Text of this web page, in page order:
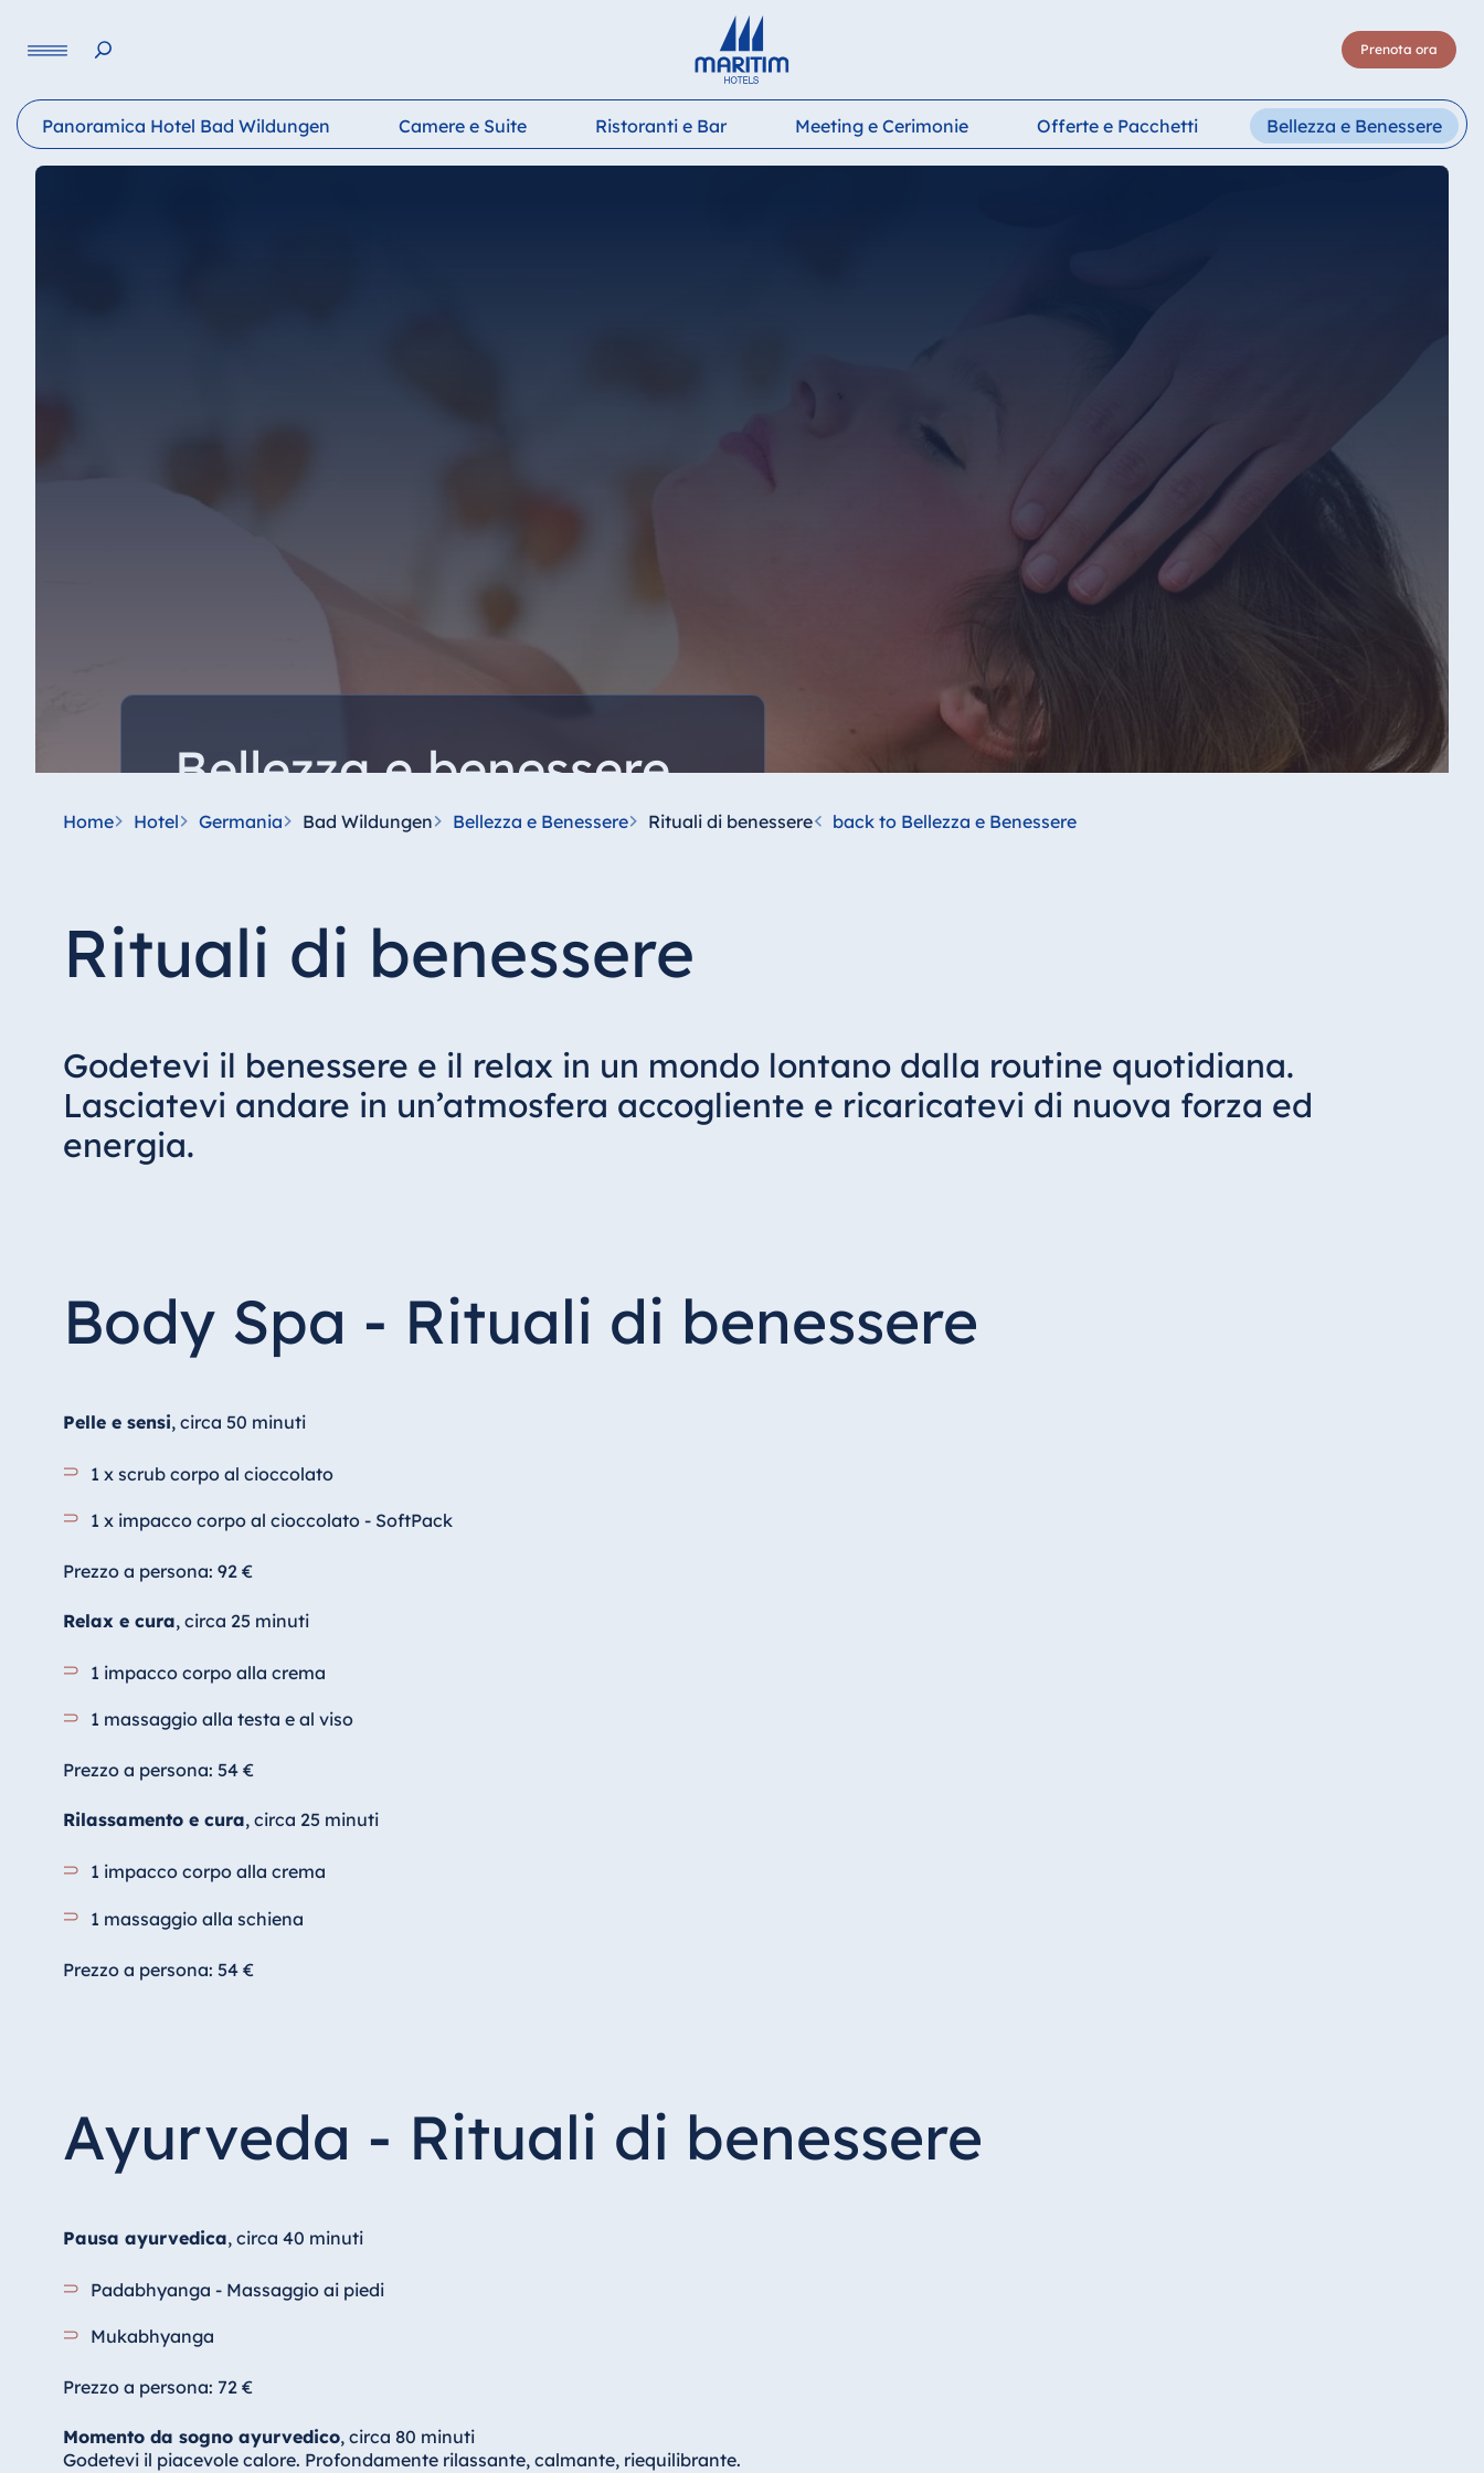
Prenota ora
Panoramica Hotel Bad Wildungen Camere e Suite Ristoranti e Bar Meeting e Cerimonie Offerte e Pacchetti Bellezza e Benessere
Bellezza e benessere
rilassanti, trattamenti rinfrescanti per il viso e cure rilassanti per il
Home Hotel Germania Bad Wildungen Bellezza e Benessere Rituali di benessere back to Bellezza e Benessere
Rituali di benessere
Godetevi il benessere e il relax in un mondo lontano dalla routine quotidiana.
Lasciatevi andare in un’atmosfera accogliente e ricaricatevi di nuova forza ed
energia.
Body Spa - Rituali di benessere
Pelle e sensi, circa 50 minuti
1 x scrub corpo al cioccolato
1 x impacco corpo al cioccolato - SoftPack
Prezzo a persona: 92 €
Relax e cura, circa 25 minuti
1 impacco corpo alla crema
1 massaggio alla testa e al viso
Prezzo a persona: 54 €
Rilassamento e cura, circa 25 minuti
1 impacco corpo alla crema
1 massaggio alla schiena
Prezzo a persona: 54 €
Ayurveda - Rituali di benessere
Pausa ayurvedica, circa 40 minuti
Padabhyanga - Massaggio ai piedi
Mukabhyanga
Prezzo a persona: 72 €
Momento da sogno ayurvedico, circa 80 minuti
Godetevi il piacevole calore. Profondamente rilassante, calmante, riequilibrante.